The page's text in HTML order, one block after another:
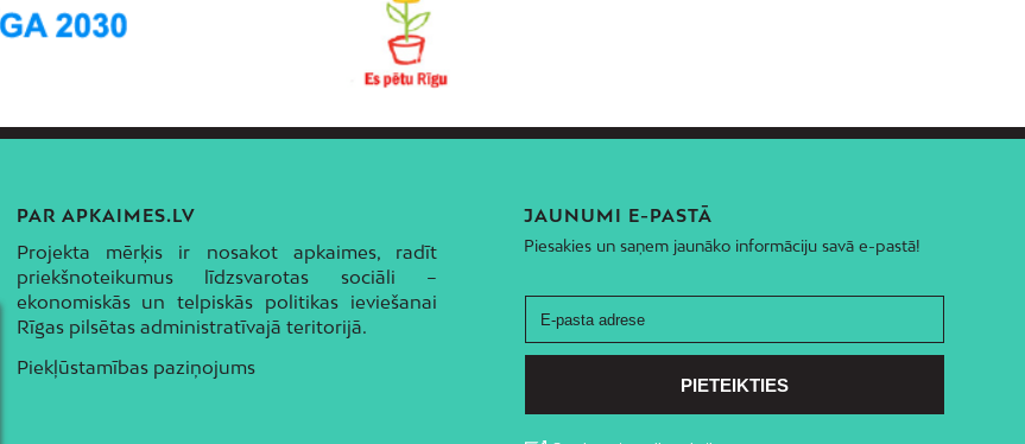
PAR APKAIMES.LV
Projekta mērķis ir nosakot apkaimes, radīt
priekšnoteikumus līdzsvarotas sociāli –
ekonomiskās un telpiskās politikas ieviešanai
Rīgas pilsētas administratīvajā teritorijā.
Piekļūstamības paziņojums
JAUNUMI E-PASTĀ
Piesakies un saņem jaunāko informāciju savā e-pastā!